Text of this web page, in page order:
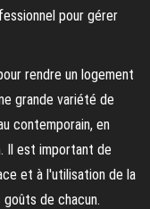
pour gérer
rendre un logement
grande variété de
contemporain, en
Il est important de
et à l'utilisation de la
de chacun.